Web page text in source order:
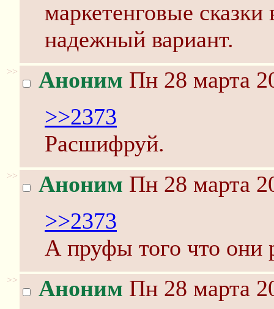
маркетенговые сказки
надежный вариант.
>> Аноним Пн 28 марта
>>2373
Расшифруй.
>> Аноним Пн 28 марта
>>2373
А пруфы того что они
>> Аноним Пн 28 марта